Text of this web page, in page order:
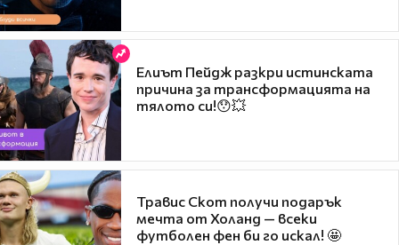
Елиът Пейдж разкри истинската
причина за трансформацията на
тялото си!😯💥
Травис Скот получи подарък
мечта от Холанд — всеки
футболен фен би го искал! 🤩